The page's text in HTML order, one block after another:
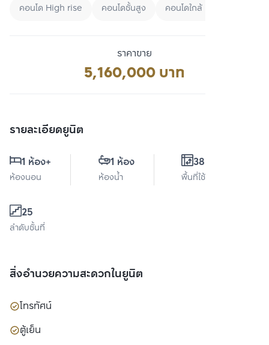
คอนโด High rise คอนโดชั้นสูง คอนโดใกล้ BTS
ราคาขาย
5,160,000 บาท
รายละเอียดยูนิต
1 ห้อง+
ห้องนอน
1 ห้อง
ห้องน้ำ
38.3 ตร.ม.
พื้นที่ใช้สอย
25
ลำดับชั้นที่
สิ่งอำนวยความสะดวกในยูนิต
โทรทัศน์
ตู้เย็น